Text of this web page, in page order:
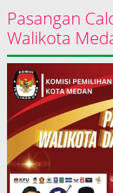
Pasangan
Walikota